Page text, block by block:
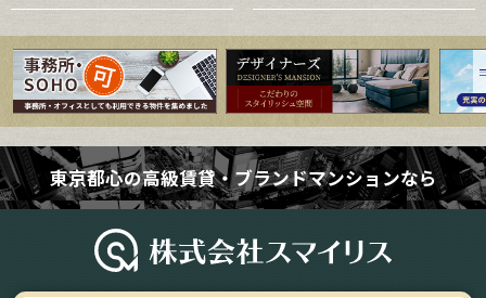
東京都心の高級賃貸・ブランドマンションなら